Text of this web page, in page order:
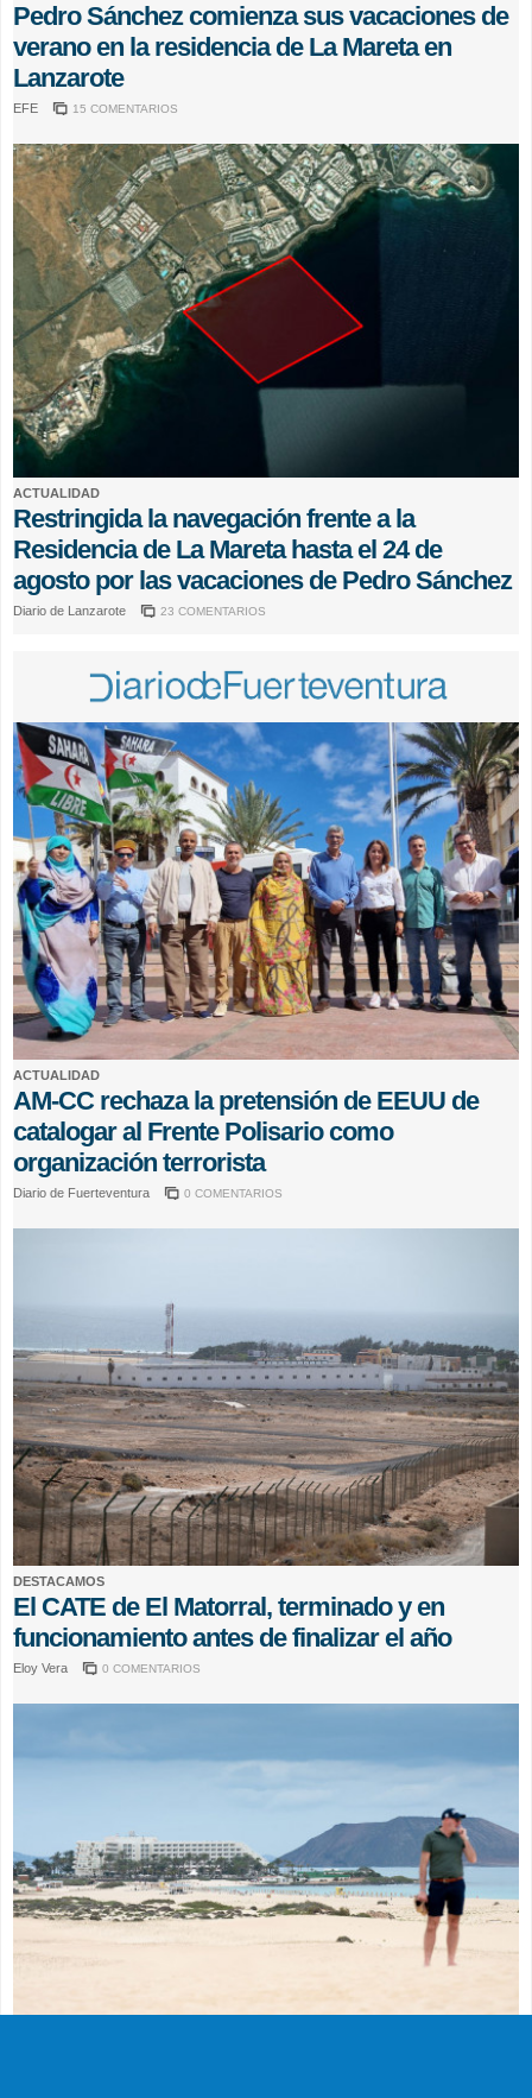
Pedro Sánchez comienza sus vacaciones de
verano en la residencia de La Mareta en
Lanzarote
EFE 15 COMENTARIOS
ACTUALIDAD
Restringida la navegación frente a la
Residencia de La Mareta hasta el 24 de
agosto por las vacaciones de Pedro Sánchez
Diario de Lanzarote 23 COMENTARIOS
ACTUALIDAD
AM-CC rechaza la pretensión de EEUU de
catalogar al Frente Polisario como
organización terrorista
Diario de Fuerteventura 0 COMENTARIOS
DESTACAMOS
El CATE de El Matorral, terminado y en
funcionamiento antes de finalizar el año
Eloy Vera 0 COMENTARIOS